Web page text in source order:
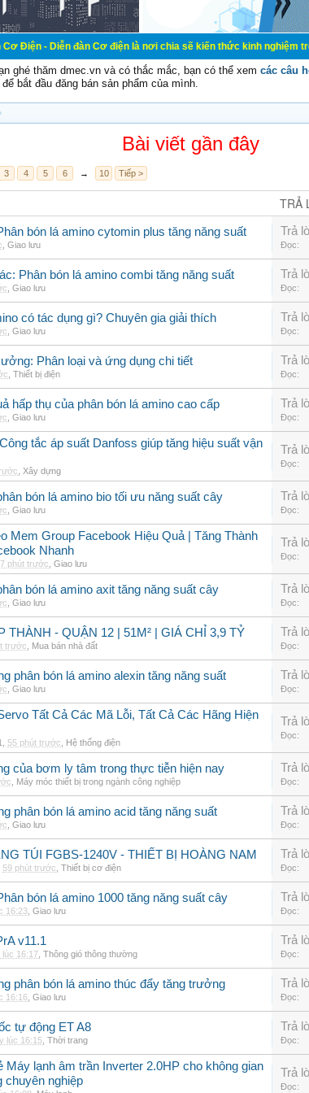
đàn Cơ điện là nơi chia sẽ kiến thức kinh nghiệm trong
ghé thăm dmec.vn và có thắc mắc, bạn có thể xem các câu
để bắt đầu đăng bán sản phẩm của mình.
Bài viết gần đây
3 4 5 6 → 10 Tiếp >
TRẢ
bón lá amino cytomin plus tăng năng suất
Giao lưu
Trả
Đọc:
Phân bón lá amino combi tăng năng suất
Giao lưu
Trả
Đọc:
có tác dụng gì? Chuyên gia giải thích
Giao lưu
Trả
Đọc:
Phân loại và ứng dụng chi tiết
Thiết bị điện
Trả
Đọc:
hấp thụ của phân bón lá amino cao cấp
Giao lưu
Trả
Đọc:
tắc áp suất Danfoss giúp tăng hiệu suất vận
Xây dựng
Trả
Đọc:
bón lá amino bio tối ưu năng suất cây
Giao lưu
Trả
Đọc:
Mem Group Facebook Hiệu Quả | Tăng Thành
Nhanh
phút trước Giao lưu
Trả
Đọc:
bón lá amino axit tăng năng suất cây
Giao lưu
Trả
Đọc:
THÀNH - QUẬN 12 | 51M² | GIÁ CHỈ 3,9 TỶ
trước Mua bán nhà đất
Trả
Đọc:
phân bón lá amino alexin tăng năng suất
Giao lưu
Trả
Đọc:
Tất Cả Các Mã Lỗi, Tất Cả Các Hãng Hiện
55 phút trước Hệ thống điện
Trả
Đọc:
của bơm ly tâm trong thực tiễn hiện nay
Máy móc thiết bị trong ngành công nghiệp
Trả
Đọc:
phân bón lá amino acid tăng năng suất
Giao lưu
Trả
Đọc:
TÚI FGBS-1240V - THIẾT BỊ HOÀNG NAM
59 phút trước Thiết bị cơ điện
Trả
Đọc:
bón lá amino 1000 tăng năng suất cây
16:23 Giao lưu
Trả
Đọc:
v11.1
lúc 16:17 Thông gió thông thường
Trả
Đọc:
phân bón lá amino thúc đẩy tăng trưởng
16:16 Giao lưu
Trả
Đọc:
tự động ET A8
lúc 16:15 Thời trang
Trả
Đọc:
Máy lạnh âm trần Inverter 2.0HP cho không gian
chuyên nghiệp
Trả
Đọc: